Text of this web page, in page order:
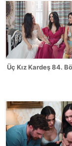
Üç Kız Kardeş 84.